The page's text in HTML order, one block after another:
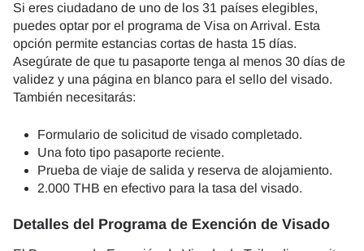
Si eres ciudadano de uno de los 31 países elegibles,
puedes optar por el programa de Visa on Arrival. Esta
opción permite estancias cortas de hasta 15 días.
Asegúrate de que tu pasaporte tenga al menos 30 días de
validez y una página en blanco para el sello del visado.
También necesitarás:
Formulario de solicitud de visado completado.
Una foto tipo pasaporte reciente.
Prueba de viaje de salida y reserva de alojamiento.
2.000 THB en efectivo para la tasa del visado.
Detalles del Programa de Exención de Visado